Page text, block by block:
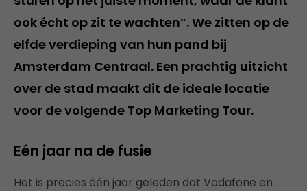
ook écht op zit te wachten”. We zitten op de
elfde verdieping van hun pand bij
Amsterdam Centraal. Een prachtig uitzicht
over de stad maakt dit de ideale locatie
voor de volgende Top Marketing Tour.
Eén jaar na de fusie
Het is precies één jaar geleden dat Vodafone en